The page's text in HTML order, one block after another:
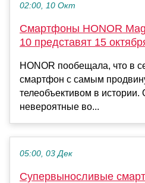
02:00, 10 Окт
Смартфоны HONOR
10 представят 15
HONOR пообещала, что в
смартфон с самым
телеобъективом в
невероятные во...
05:00, 03 Дек
Супервыносливые